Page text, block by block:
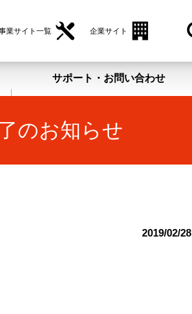
業サイト一覧 企業サイト
サポート・お問い合わせ
のお知らせ
2019/02/28